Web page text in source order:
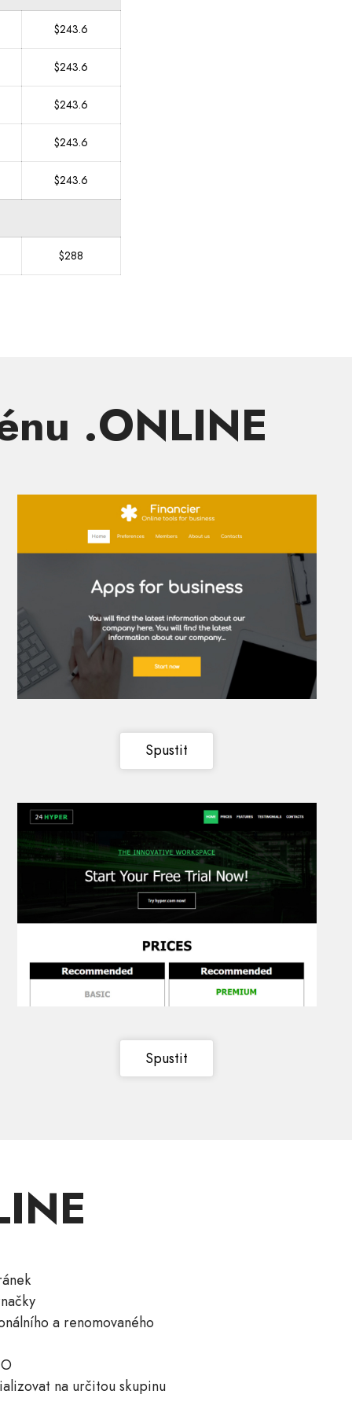
$243.6
$243.6
$243.6
$243.6
$243.6
$288
.ONLINE
Spustit
Spustit
a renomovaného
na určitou skupinu